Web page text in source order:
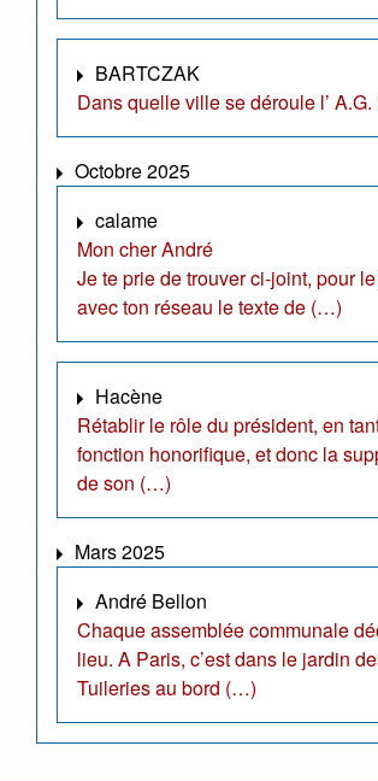
BARTCZAK
Dans quelle ville se déroule l’ A.G.
Octobre 2025
calame
Mon cher André
Je te prie de trouver ci-joint, pour
avec ton réseau le texte de (…)
Hacène
Rétablir le rôle du président, en
fonction honorifique, et donc la
de son (…)
Mars 2025
André Bellon
Chaque assemblée communale
lieu. A Paris, c’est dans le jardin
Tuileries au bord (…)